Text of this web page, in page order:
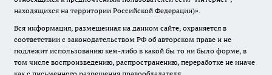
находящихся на территории Российской Федерации)».
Вся информация, размещенная на данном сайте, охраняется в
соответствии с законодательством РФ об авторском праве и не
подлежит использованию кем-либо в какой бы то ни было форме, в
том числе воспроизведению, распространению, переработке не иначе